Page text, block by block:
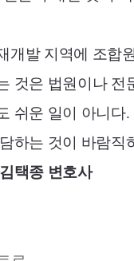
개발 지역에 조합
것은 법원이나 전
쉬운 일이 아니다
하는 것이 바람직
택종 변호사